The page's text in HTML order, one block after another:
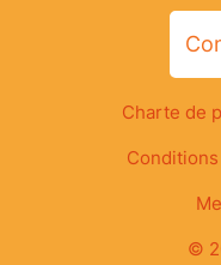
Charte de
©